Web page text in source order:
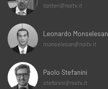
tanteri@noitv.it
Leonardo Monselesan
monselesan@noitv.it
Paolo Stefanini
stefanini@noitv.it